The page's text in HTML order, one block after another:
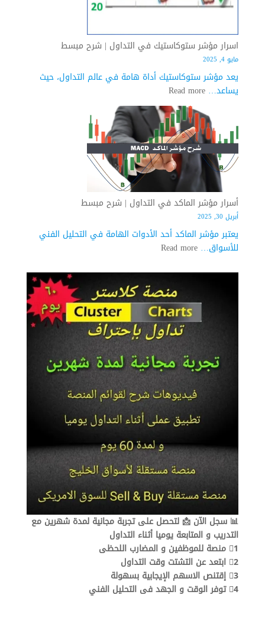
اسرار مؤشر ستوكاستيك في التداول | شرح مبسط
مايو 4, 2025
يعد مؤشر ستوكاستيك أداة هامة في عالم التداول، حيث
يساعد… Read more
:
اسرار
مؤشر
ستوكاستيك
في
التداول
|
مبسط
أسرار مؤشر الماكد في التداول | شرح مبسط
أبريل 30, 2025
يعتبر مؤشر الماكد أحد الأدوات الهامة في التحليل الفني
للأسواق… Read more
:
مؤشر
الماكد
في
التداول
|
شرح
مبسط
📊 سجل الآن 📩 لتحصل على تجربة مجانية لمدة شهرين مع
التدريب و المتابعة يوميا أثناء التداول
1⃣ منصة للموظفين و المضارب اللحظى
2⃣ ابتعد عن التشتت وقت التداول
3⃣ إقتنص الاسهم الإيجابية بسهولة
4⃣ توفر الوقت و الجهد فى التحليل الفني